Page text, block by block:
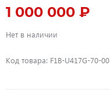
1 000 000 ₽
Нет в наличии
Код товара: F1B-U417G-70-00